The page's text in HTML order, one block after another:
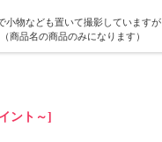
小物なども置いて撮影していますが
商品名の商品のみになります）
ント～]